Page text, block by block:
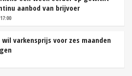
aanbod van brijvoer
wil varkensprijs voor zes maanden